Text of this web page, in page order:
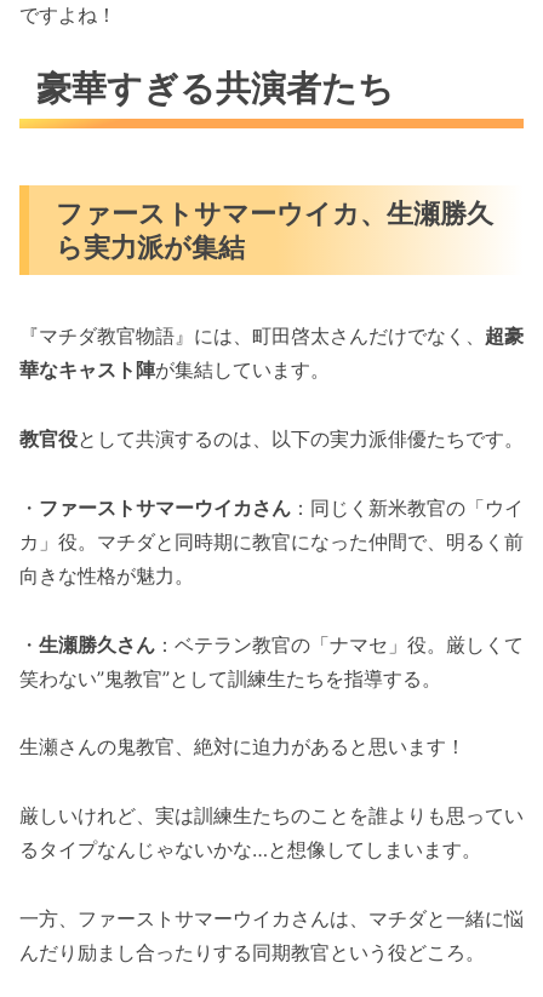
ですよね！
豪華すぎる共演者たち
ファーストサマーウイカ、生瀬勝久
ら実力派が集結
『マチダ教官物語』には、町田啓太さんだけでなく、 超豪
華なキャスト陣が集結しています。
教官役として共演するのは、以下の実力派俳優たちです。
・ ファーストサマーウイカさん ：同じく新米教官の「ウイ
カ」役。マチダと同時期に教官になった仲間で、明るく前
向きな性格が魅力。
・ 生瀬勝久さん ：ベテラン教官の「ナマセ」役。厳しくて
笑わない”鬼教官”として訓練生たちを指導する。
生瀬さんの鬼教官、絶対に迫力があると思います！
厳しいけれど、実は訓練生たちのことを誰よりも思ってい
るタイプなんじゃないかな…と想像してしまいます。
一方、ファーストサマーウイカさんは、マチダと一緒に悩
んだり励まし合ったりする同期教官という役どころ。